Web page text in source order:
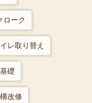
ローク
イレ取り替え
礎
改修